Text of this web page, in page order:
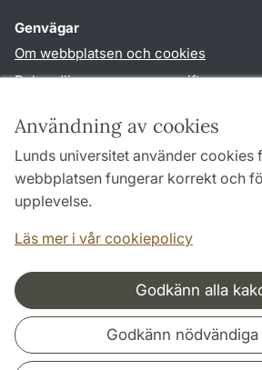
Användning av cookies
Lunds universitet använder cookies
webbplatsen fungerar korrekt och
upplevelse.
Läs mer i vår cookiepolicy
Godkänn alla
Godkänn
Genvägar
Om webbplatsen och cookies
Behandling av personuppgifter
TYPO3-login
Följ oss i sociala medier
Samarbeten och